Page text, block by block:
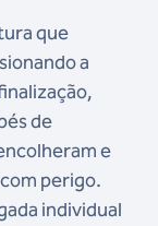
que
a
de
e
perigo.
individual